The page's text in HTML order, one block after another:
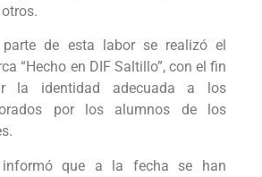
parte de esta labor se realizó el
“Hecho en DIF Saltillo”, con el fin
la identidad adecuada a los
por los alumnos de los
que a la fecha se han